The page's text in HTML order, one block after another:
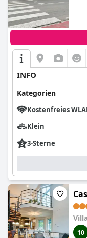
INFO
Kategorien
Kostenfreies
Klein
3-Sterne
10